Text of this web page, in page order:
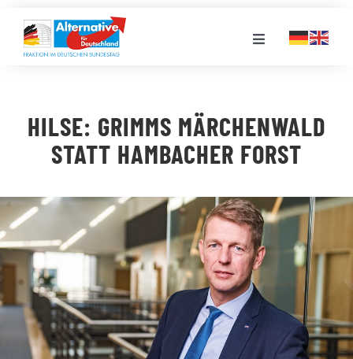
Inhalt
springen
Toggle
LANDESGRUPPEN
VERANSTALTUNGEN
PRESSE
STELLENPORTAL
MEDIATHEK
HILSE: GRIMMS MÄRCHENWALD
STATT HAMBACHER FORST